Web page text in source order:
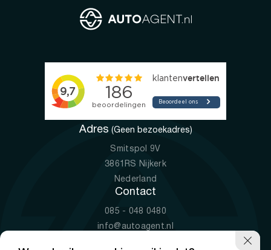
Adres (Geen bezoekadres)
Smitspol 9V
3861RS Nijkerk
Nederland
Contact
085 - 048 0480
info@autoagent.nl